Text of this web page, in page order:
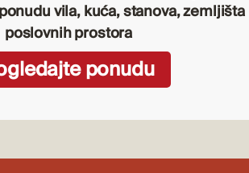
vila, kuća, stanova, zemljišta
poslovnih prostora
ponudu